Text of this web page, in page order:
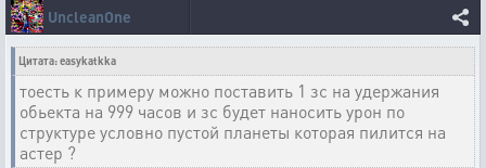
UncleanOne
Цитата: easykatkka
тоесть к примеру можно поставить 1 зс на удержания
обьекта на 999 часов и зс будет наносить урон по
структуре условно пустой планеты которая пилится на
астер ?